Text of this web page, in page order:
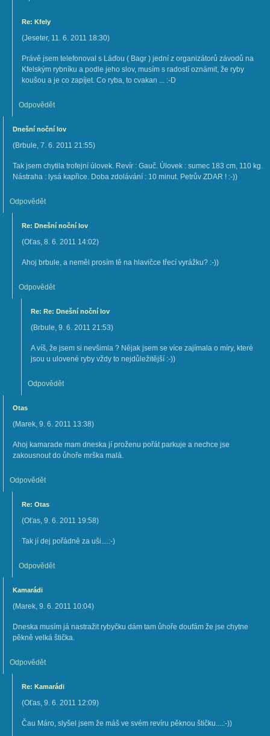
Re: Kfely
(Jeseter, 11. 6. 2011 18:30)
Právě jsem telefonoval s Láďou ( Bagr ) jední z organizátorů závodů na
Kfelským rybníku a podle jeho slov, musím s radostí oznámit, že ryby
koušou a je co zapíjet. Co ryba, to cvakan ... :-D
Odpovědět
Dnešní noční lov
(Brbule, 7. 6. 2011 21:55)
Tak jsem chytila trofejní úlovek. Revír : Gauč. Úlovek : sumec 183 cm, 110 kg.
Nástraha : lysá kapřice. Doba zdolávání : 10 minut. Petrův ZDAR ! :-))
Odpovědět
Re: Dnešní noční lov
(Oťas, 8. 6. 2011 14:02)
Ahoj brbule, a neměl prosím tě na hlavičce třecí vyrážku? :-))
Odpovědět
Re: Re: Dnešní noční lov
(Brbule, 9. 6. 2011 21:53)
A víš, že jsem si nevšimla ? Nějak jsem se více zajímala o míry, které
jsou u ulovené ryby vždy to nejdůležitější :-))
Odpovědět
Otas
(Marek, 9. 6. 2011 13:38)
Ahoj kamarade mam dneska jí proženu pořát parkuje a nechce jse
zakousnout do ůhoře mrška malá.
Odpovědět
Re: Otas
(Oťas, 9. 6. 2011 19:58)
Tak jí dej pořádně za uši....:-)
Odpovědět
Kamarádi
(Marek, 9. 6. 2011 10:04)
Dneska musím já nastražit rybyčku dám tam ůhoře doufám že jse chytne
pěkně velká štička.
Odpovědět
Re: Kamarádi
(Oťas, 9. 6. 2011 12:09)
Čau Máro, slyšel jsem že máš ve svém revíru pěknou štičku....:-))